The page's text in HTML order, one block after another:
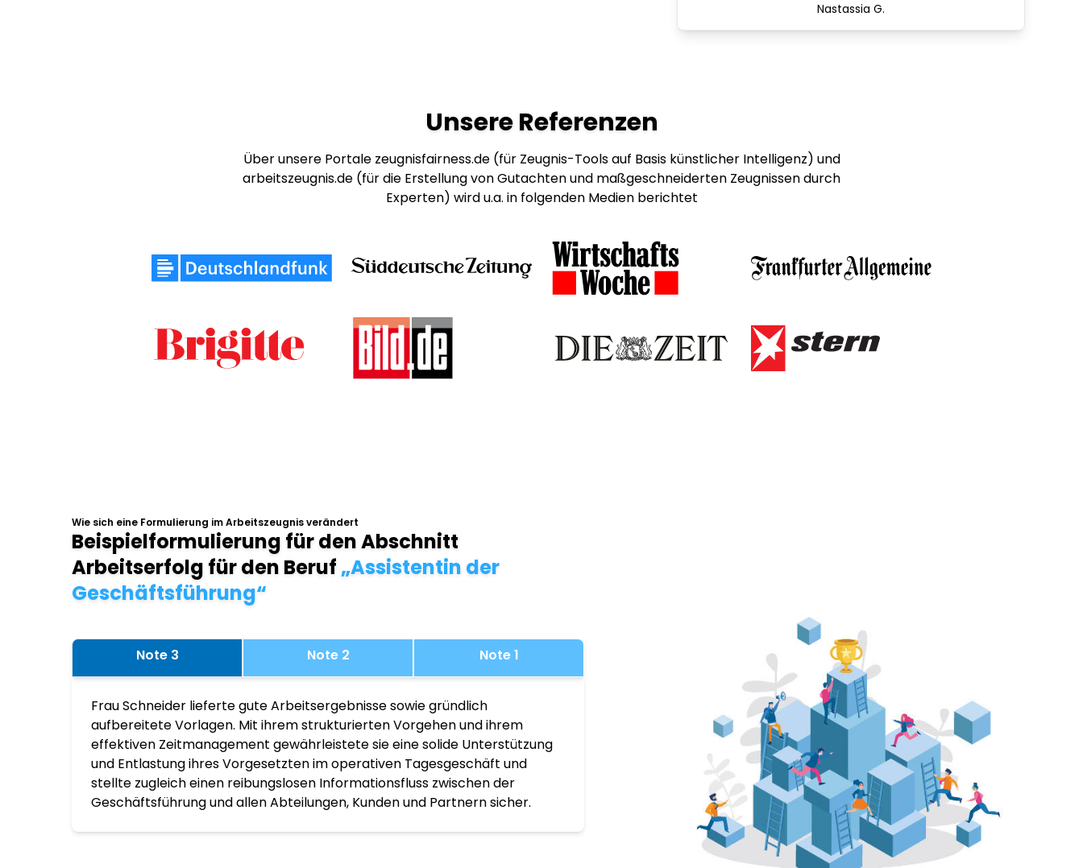
Nastassia G.
Unsere Referenzen
Über unsere Portale zeugnisfairness.de (für Zeugnis-Tools auf Basis künstlicher Intelligenz) und
arbeitszeugnis.de (für die Erstellung von Gutachten und maßgeschneiderten Zeugnissen durch
Experten) wird u.a. in folgenden Medien berichtet
Wie sich eine Formulierung im Arbeitszeugnis verändert
Beispielformulierung für den Abschnitt
Arbeitserfolg für den Beruf „Assistentin der
Geschäftsführung“
Note 3 Note 2 Note 1
Frau Schneider lieferte gute Arbeitsergebnisse sowie gründlich
aufbereitete Vorlagen. Mit ihrem strukturierten Vorgehen und ihrem
effektiven Zeitmanagement gewährleistete sie eine solide Unterstützung
und Entlastung ihres Vorgesetzten im operativen Tagesgeschäft und
stellte zugleich einen reibungslosen Informationsfluss zwischen der
Geschäftsführung und allen Abteilungen, Kunden und Partnern sicher.